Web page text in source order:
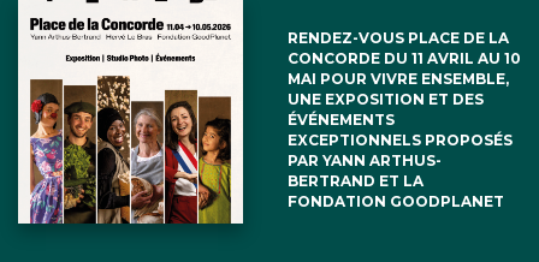
RENDEZ-VOUS PLACE DE LA
CONCORDE DU 11 AVRIL AU 10
MAI POUR VIVRE ENSEMBLE,
UNE EXPOSITION ET DES
ÉVÉNEMENTS
EXCEPTIONNELS PROPOSÉS
PAR YANN ARTHUS-
BERTRAND ET LA
FONDATION GOODPLANET